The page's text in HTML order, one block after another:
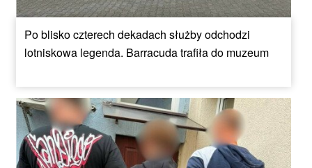
Po blisko czterech dekadach służby odchodzi
lotniskowa legenda. Barracuda trafiła do muzeum